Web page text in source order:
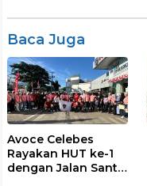
Baca Juga
Avoce Celebes
Rayakan HUT ke-1
dengan Jalan Santai